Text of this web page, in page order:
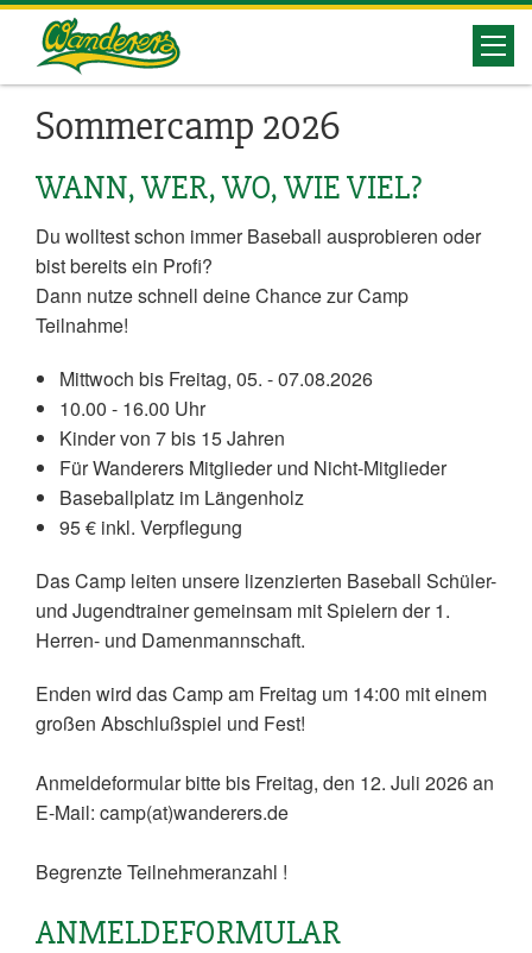
Herrenberg
Wanderers
Sommercamp 2026
WANN, WER, WO, WIE VIEL?
Du wolltest schon immer Baseball ausprobieren oder
bist bereits ein Profi?
Dann nutze schnell deine Chance zur Camp
Teilnahme!
Mittwoch bis Freitag, 05. - 07.08.2026
10.00 - 16.00 Uhr
Kinder von 7 bis 15 Jahren
Für Wanderers Mitglieder und Nicht-Mitglieder
Baseballplatz im Längenholz
95 € inkl. Verpflegung
Das Camp leiten unsere lizenzierten Baseball Schüler-
und Jugendtrainer gemeinsam mit Spielern der 1.
Herren- und Damenmannschaft.
Enden wird das Camp am Freitag um 14:00 mit einem
großen Abschlußspiel und Fest!
Anmeldeformular bitte bis Freitag, den 12. Juli 2026 an
E-Mail: camp(at)wanderers.de
Begrenzte Teilnehmeranzahl !
ANMELDEFORMULAR